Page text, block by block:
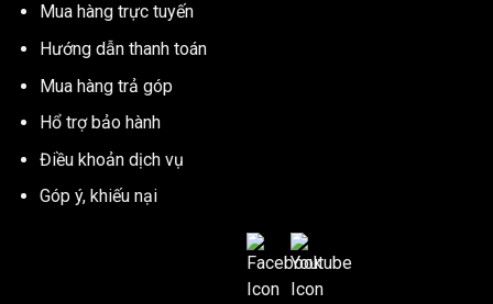
Mua hàng trực tuyến
Hướng dẫn thanh toán
Mua hàng trả góp
Hổ trợ bảo hành
Điều khoản dịch vụ
Góp ý, khiếu nại